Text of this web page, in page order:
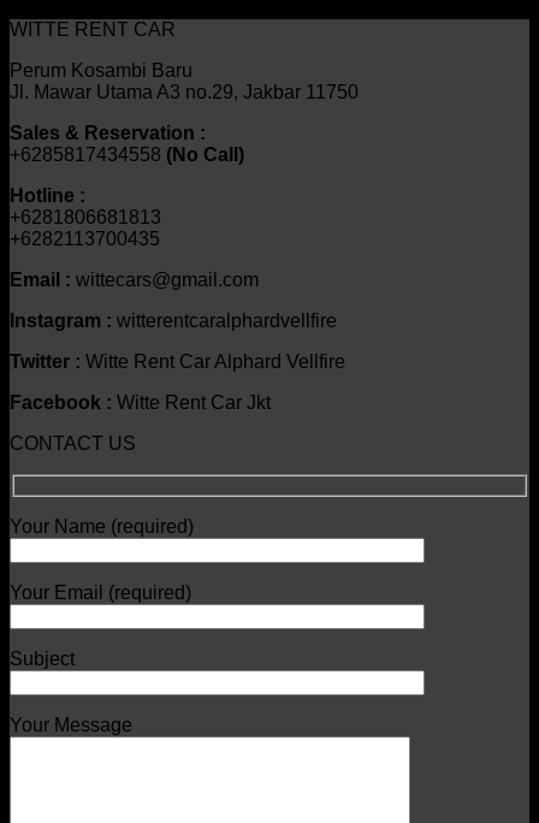
WITTE RENT CAR
Perum Kosambi Baru
Jl. Mawar Utama A3 no.29, Jakbar 11750
Sales & Reservation :
+6285817434558 (No Call)
Hotline :
+6281806681813
+6282113700435
Email : wittecars@gmail.com
Instagram : witterentcaralphardvellfire
Twitter : Witte Rent Car Alphard Vellfire
Facebook : Witte Rent Car Jkt
CONTACT US
Your Name (required)
Your Email (required)
Subject
Your Message